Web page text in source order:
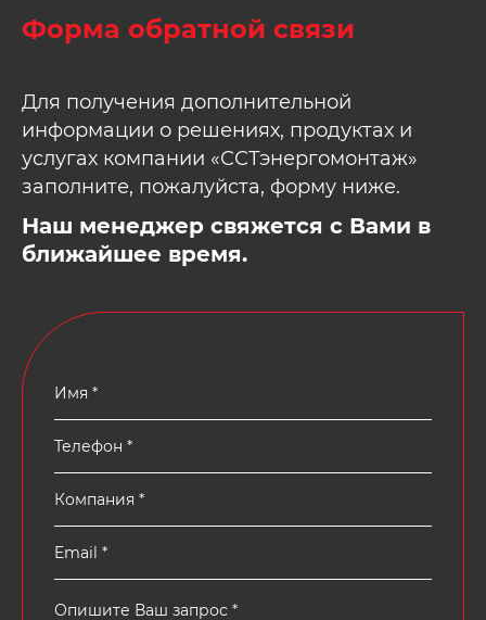
Форма обратной связи
Для получения дополнительной
информации о решениях, продуктах и
услугах компании «ССТэнергомонтаж»
заполните, пожалуйста, форму ниже.
Наш менеджер свяжется с Вами в
ближайшее время.